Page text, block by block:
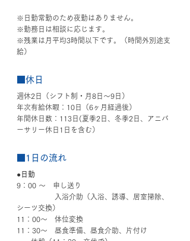
※日勤常勤のため夜勤はありません。
※勤務日は相談に応じます。
※残業は月平均3時間以下です。（時間外別途支
給）
■休日
週休2日（シフト制・月8日〜9日）
年次有給休暇：10日（6ヶ月経過後）
年間休日数：113日(夏季2日、冬季2日、アニバ
ーサリー休日1日を含む）
■1日の流れ
●日勤
9：00 ～　申し送り
入浴介助（入浴、誘導、居室掃除、
シーツ交換）
11：00～　体位変換
11：30～　昼食準備、昼食介助、片付け